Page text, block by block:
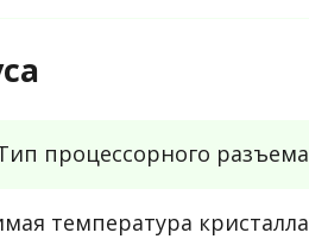
процессорного разъема
температура кристалла